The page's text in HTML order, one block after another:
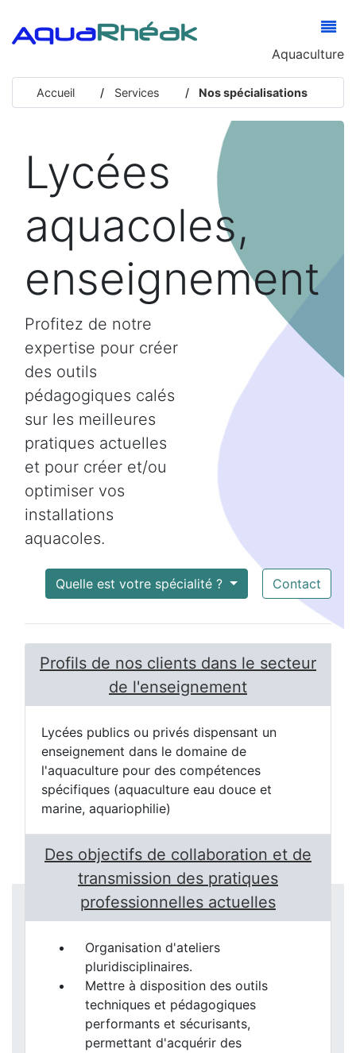
Aquaculture
Accueil Services Nos spécialisations
Lycées
aquacoles,
enseignement
Profitez de notre
expertise pour créer
des outils
pédagogiques calés
sur les meilleures
pratiques actuelles
et pour créer et/ou
optimiser vos
installations
aquacoles.
Quelle est votre spécialité ? Contact
Profils de nos clients dans le secteur
de l'enseignement
Lycées publics ou privés dispensant un
enseignement dans le domaine de
l'aquaculture pour des compétences
spécifiques (aquaculture eau douce et
marine, aquariophilie)
Des objectifs de collaboration et de
transmission des pratiques
professionnelles actuelles
Organisation d'ateliers
pluridisciplinaires.
Mettre à disposition des outils
techniques et pédagogiques
performants et sécurisants,
permettant d'acquérir des